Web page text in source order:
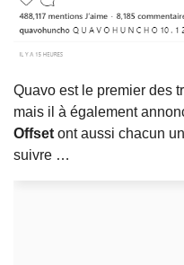
Quavo est le premier des
mais il à également
Offset ont aussi chacun
suivre …